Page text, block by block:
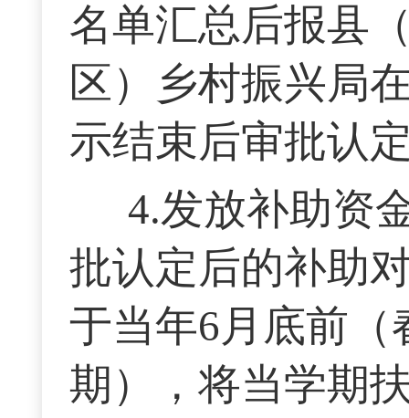
名单汇总后报县
区）乡村振兴局
示结束后审批认
4.发放补助资
批认定后的补助
于当年6月底前（
期），将当学期